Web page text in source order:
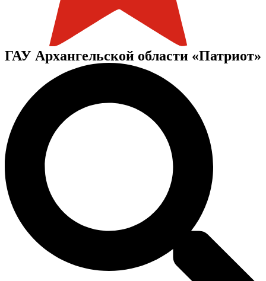
ГАУ Архангельской области «Патриот»